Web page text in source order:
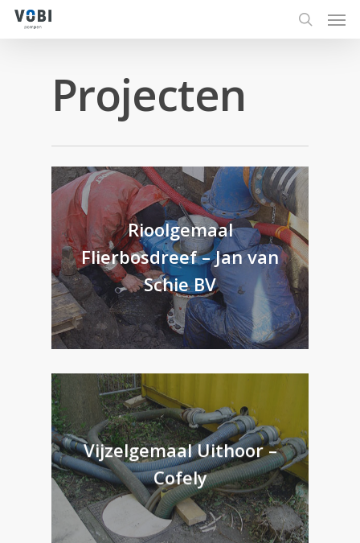
Skip
search
Projecten
Rioolgemaal
Flierbosdreef – Jan van
Schie BV
Vijzelgemaal Uithoor –
Cofely